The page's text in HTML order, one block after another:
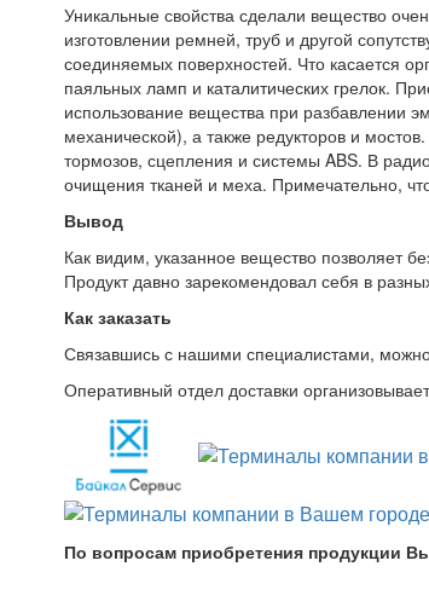
Уникальные свойства сделали вещество
изготовлении ремней, труб и другой
соединяемых поверхностей. Что касается
паяльных ламп и каталитических грелок.
использование вещества при разбавлении
механической), а также редукторов и
тормозов, сцепления и системы ABS. В
очищения тканей и меха. Примечательно,
Вывод
Как видим, указанное вещество позволяет
Продукт давно зарекомендовал себя в
Как заказать
Связавшись с нашими специалистами,
Оперативный отдел доставки
По вопросам приобретения продукции